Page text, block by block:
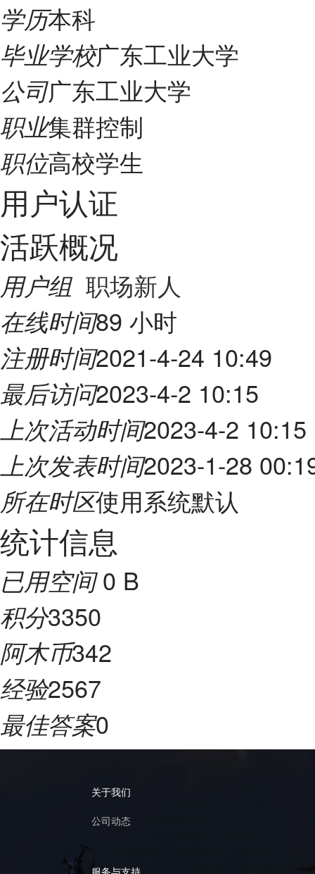
学历本科
毕业学校广东工业大学
公司广东工业大学
职业集群控制
职位高校学生
用户认证
活跃概况
用户组 职场新人
在线时间89 小时
注册时间2021-4-24 10:49
最后访问2023-4-2 10:15
上次活动时间2023-4-2 10:15
上次发表时间2023-1-28
所在时区使用系统默认
统计信息
已用空间0 B
积分3350
阿木币342
经验2567
最佳答案0
关于我们
公司动态
服务与支持